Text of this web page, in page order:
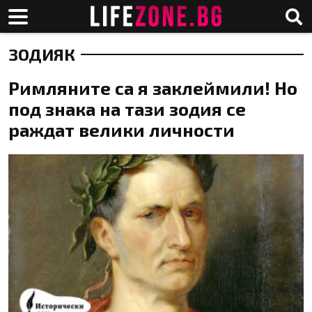
ЗОДИЯК
Римляните са я заклеймили! Но
под знака на тази зодия се
раждат велики личности